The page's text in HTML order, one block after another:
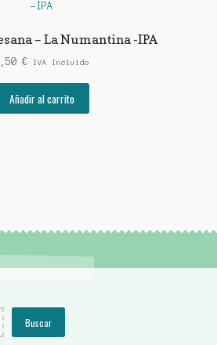
– La Numantina -IPA
€ IVA Incluido
Añadir al carrito
Buscar